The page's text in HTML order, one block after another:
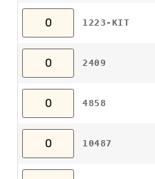
1223-KIT
2409
4858
10487